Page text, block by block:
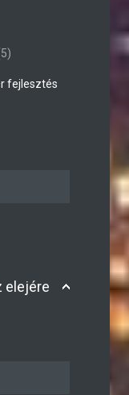
fejlesztés
elejére